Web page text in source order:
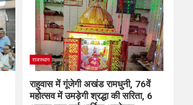
राजस्थान
राहुवास में गूंजेगी अखंड रामधुनी, 76वें
महोत्सव में उमड़ेगी श्रद्धा की सरिता, 6